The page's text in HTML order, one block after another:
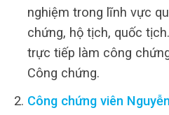
nghiệm trong lĩnh vực
chứng, hộ tịch, quốc
trực tiếp làm công
Công chứng.
Công chứng viên